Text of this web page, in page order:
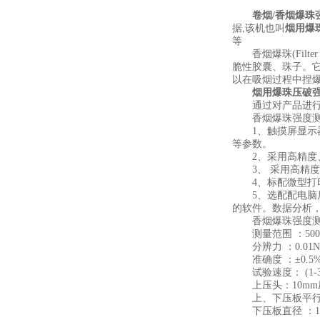
卷烟/香烟爆珠
据,该机也叫 烟用爆
等
香烟爆珠(Filter
脆性胶囊、珠子。
以在吸烟过程中捏
烟用爆珠压破
通过对产品进行
香烟爆珠强度测
1、触摸屏显示器
等参数。
2、采用高精度、
3、 采用高精度
4、标配微型打印
5、选配配电脑后
的软件。数据分析
香烟爆珠强度测
测量范围 ：500
分辨力 ：0.01N
准确度 ：
试验速度： (1-
上压头：10mm
上、下压板平行
下压板直径 ：